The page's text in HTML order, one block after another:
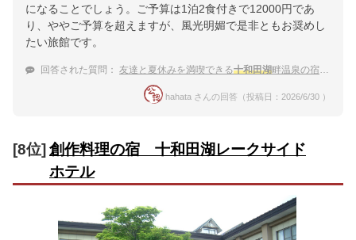
になることでしょう。ご予算は1泊2食付きで12000円であ
り、ややご予算を超えますが、風光明媚で是非ともお奨めし
たい旅館です。
回答された質問： 友達と夏休みを満喫できる十和田湖畔温泉の宿は？
hahata さんの回答（投稿日：2026/6/30 ）
[8位] 創作料理の宿 十和田湖レークサイド
ホテル